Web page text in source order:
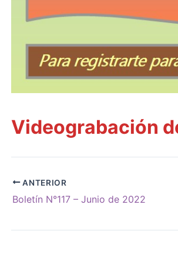
Videograbación
ANTERIOR
Boletín N°117 – Junio de 2022